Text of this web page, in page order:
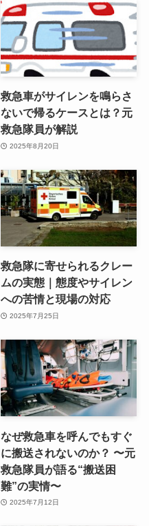
救急車がサイレンを鳴らさ
ないで帰るケースとは？元
救急隊員が解説
2025年8月20日
救急隊に寄せられるクレー
ムの実態｜態度やサイレン
への苦情と現場の対応
2025年7月25日
なぜ救急車を呼んでもすぐ
に搬送されないのか？ 〜元
救急隊員が語る“搬送困
難”の実情〜
2025年7月12日